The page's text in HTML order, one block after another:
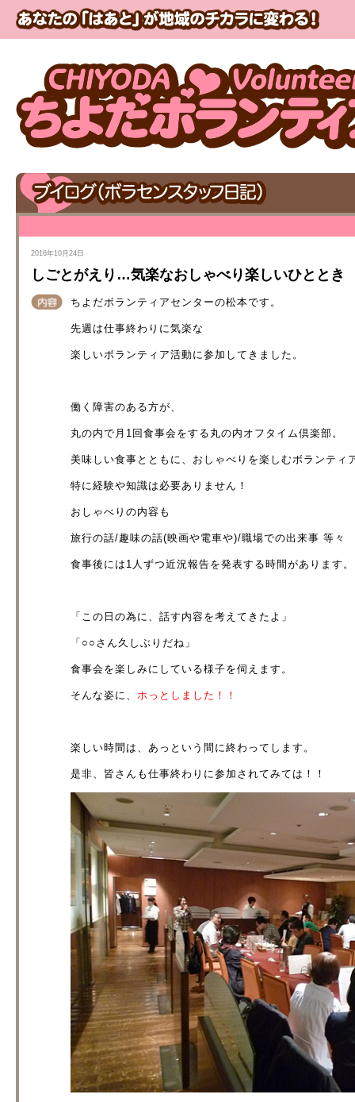
2016年10月24日
しごとがえり…気楽なおしゃべり楽しいひととき
ちよだボランティアセンターの松本です。
先週は仕事終わりに気楽な
楽しいボランティア活動に参加してきました。
働く障害のある方が、
丸の内で月1回食事会をする丸の内オフタイム倶楽部。
美味しい食事とともに、おしゃべりを楽しむボランティ
特に経験や知識は必要ありません！
おしゃべりの内容も
旅行の話/趣味の話(映画や電車や)/職場での出来事 等々
食事後には1人ずつ近況報告を発表する時間があります。
「この日の為に、話す内容を考えてきたよ」
「○○さん久しぶりだね」
食事会を楽しみにしている様子を伺えます。
そんな姿に、 ホっとしました！！
楽しい時間は、あっという間に終わってします。
是非、皆さんも仕事終わりに参加されてみては！！